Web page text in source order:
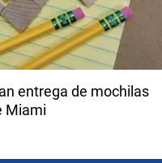
entrega de mochilas
Miami